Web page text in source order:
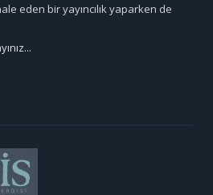
eden bir yayıncılık yaparken de